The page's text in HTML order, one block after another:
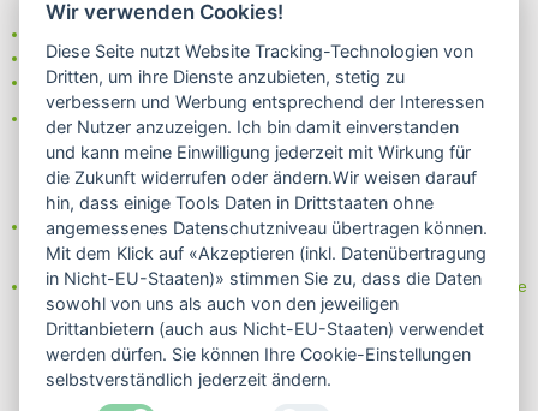
auswählen:
- Rechnung
- Lastschrift/Bankeinzug
Das Internetsiegel "GEPRÜFTER SHOP – Sicher einkaufen":
Partner von:
Wine in Moderation - bewußt genießen
Erfahren Sie mehr über Biowein in unserem Blog oder Folgen Sie
uns!
Blog
Facebook
Instagram
Wir verwenden Cookies!
Diese Seite nutzt Website Tracking-Technologien von
Dritten, um ihre Dienste anzubieten, stetig zu
verbessern und Werbung entsprechend der Interessen
der Nutzer anzuzeigen. Ich bin damit einverstanden
und kann meine Einwilligung jederzeit mit Wirkung für
die Zukunft widerrufen oder ändern.Wir weisen darauf
hin, dass einige Tools Daten in Drittstaaten ohne
angemessenes Datenschutzniveau übertragen können.
Mit dem Klick auf «Akzeptieren (inkl. Datenübertragung
in Nicht-EU-Staaten)» stimmen Sie zu, dass die Daten
sowohl von uns als auch von den jeweiligen
Drittanbietern (auch aus Nicht-EU-Staaten) verwendet
werden dürfen. Sie können Ihre Cookie-Einstellungen
selbstverständlich jederzeit ändern.